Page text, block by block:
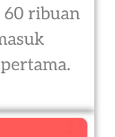
ribuan